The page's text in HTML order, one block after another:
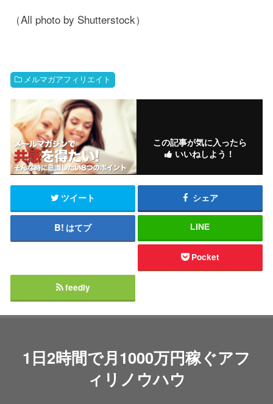
（All photo by Shutterstock）
メルマガアフィリエイト
この記事が気に入ったら
いいねしよう！
ツイート シェア
はてブ LINE
Pocket
feedly
1日2時間で月1000万円稼ぐアフ
ィリノウハウ